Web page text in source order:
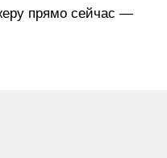
прямо сейчас —